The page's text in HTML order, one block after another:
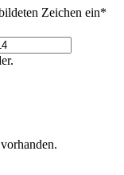
Zeichen ein*